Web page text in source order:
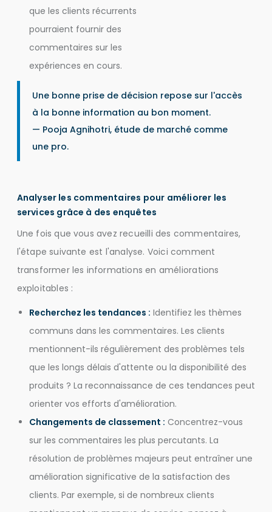
que les clients récurrents
pourraient fournir des
commentaires sur les
expériences en cours.
Une bonne prise de décision repose sur l'accès
à la bonne information au bon moment.
— Pooja Agnihotri, étude de marché comme
une pro.
Analyser les commentaires pour améliorer les
services grâce à des enquêtes
Une fois que vous avez recueilli des commentaires,
l'étape suivante est l'analyse. Voici comment
transformer les informations en améliorations
exploitables :
Recherchez les tendances : Identifiez les thèmes
communs dans les commentaires. Les clients
mentionnent-ils régulièrement des problèmes tels
que les longs délais d'attente ou la disponibilité des
produits ? La reconnaissance de ces tendances peut
orienter vos efforts d'amélioration.
Changements de classement : Concentrez-vous
sur les commentaires les plus percutants. La
résolution de problèmes majeurs peut entraîner une
amélioration significative de la satisfaction des
clients. Par exemple, si de nombreux clients